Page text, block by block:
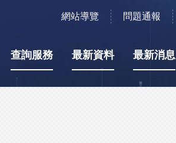
網站導覽 問題通報
查詢服務 最新資料 最新消息